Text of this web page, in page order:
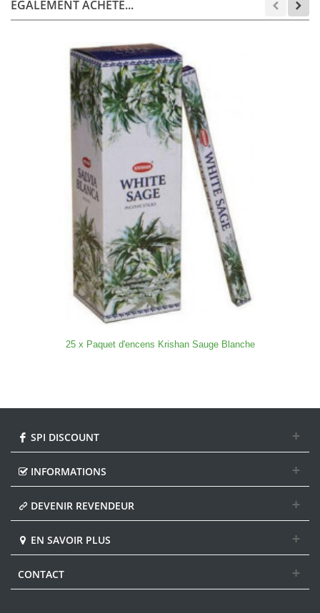
ÉGALEMENT ACHETÉ...
25 x Paquet d'encens Krishan Sauge Blanche
SPI DISCOUNT
INFORMATIONS
DEVENIR REVENDEUR
EN SAVOIR PLUS
CONTACT